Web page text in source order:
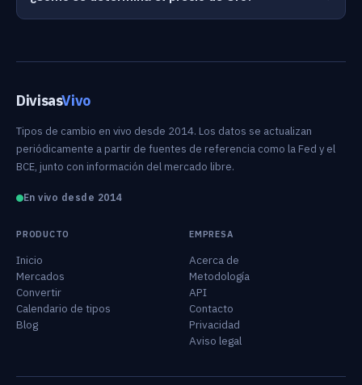
DivisasVivo
Tipos de cambio en vivo desde 2014. Los datos se actualizan
periódicamente a partir de fuentes de referencia como la Fed y el
BCE, junto con información del mercado libre.
En vivo desde 2014
PRODUCTO
Inicio
Mercados
Convertir
Calendario de tipos
Blog
EMPRESA
Acerca de
Metodología
API
Contacto
Privacidad
Aviso legal